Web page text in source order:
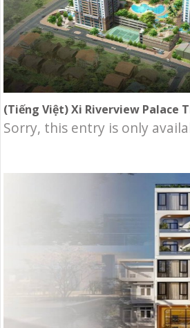
(Tiếng Việt) Xi Riverview Palace
Sorry, this entry is only